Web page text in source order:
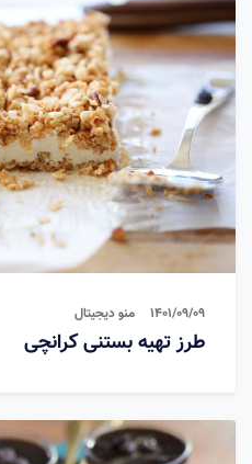
1401/09/09 منو دیجیتال
طرز تهیه بستنی کرانچی